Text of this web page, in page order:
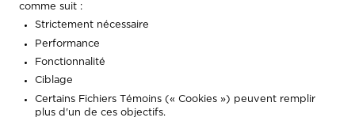
comme suit :
Strictement nécessaire
Performance
Fonctionnalité
Ciblage
Certains Fichiers Témoins (« Cookies ») peuvent remplir
plus d'un de ces objectifs.